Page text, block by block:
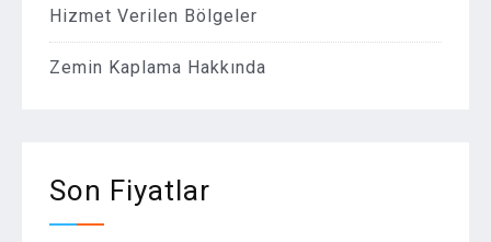
Hizmet Verilen Bölgeler
Zemin Kaplama Hakkında
Son Fiyatlar